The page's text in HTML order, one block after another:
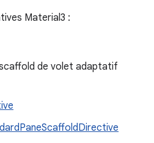
Material3 :
de volet adaptatif